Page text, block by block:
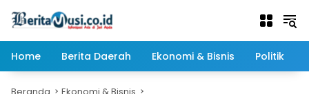
Home
Berita Daerah Ekonomi & Bisnis Politik